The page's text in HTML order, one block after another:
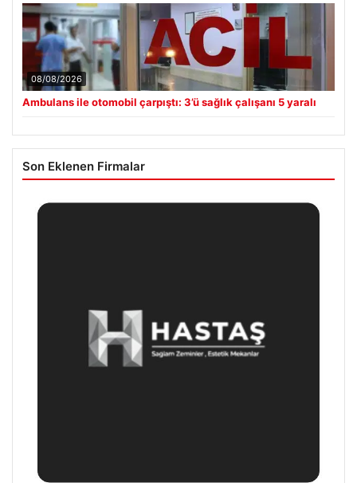
08/08/2026
Ambulans ile otomobil çarpıştı: 3’ü sağlık çalışanı 5 yaralı
Son Eklenen Firmalar